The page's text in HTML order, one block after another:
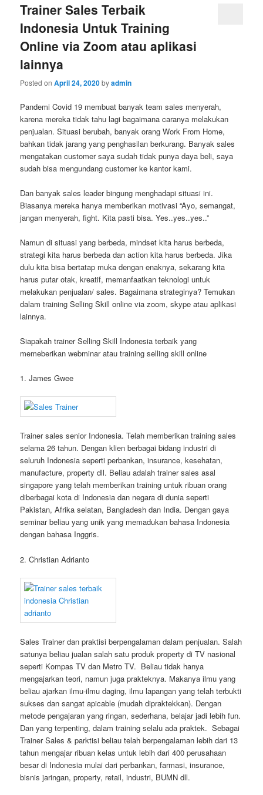
Trainer Sales Terbaik
Indonesia Untuk Training
Online via Zoom atau aplikasi
lainnya
Posted onApril 24, 2020byadmin
Pandemi Covid 19 membuat banyak team sales menyerah,
karena mereka tidak tahu lagi bagaimana caranya melakukan
penjualan. Situasi berubah, banyak orang Work From Home,
bahkan tidak jarang yang penghasilan berkurang. Banyak sales
mengatakan customer saya sudah tidak punya daya beli, saya
sudah bisa mengundang customer ke kantor kami.
Dan banyak sales leader bingung menghadapi situasi ini.
Biasanya mereka hanya memberikan motivasi “Ayo, semangat,
jangan menyerah, fight. Kita pasti bisa. Yes..yes..yes..”
Namun di situasi yang berbeda, mindset kita harus berbeda,
strategi kita harus berbeda dan action kita harus berbeda. Jika
dulu kita bisa bertatap muka dengan enaknya, sekarang kita
harus putar otak, kreatif, memanfaatkan teknologi untuk
melakukan penjualan/ sales. Bagaimana strateginya? Temukan
dalam training Selling Skill online via zoom, skype atau aplikasi
lainnya.
Siapakah trainer Selling Skill Indonesia terbaik yang
memeberikan webminar atau training selling skill online
1. James Gwee
Trainer sales senior Indonesia. Telah memberikan training sales
selama 26 tahun. Dengan klien berbagai bidang industri di
seluruh Indonesia seperti perbankan, insurance, kesehatan,
manufacture, property dll. Beliau adalah trainer sales asal
singapore yang telah memberikan training untuk ribuan orang
diberbagai kota di Indonesia dan negara di dunia seperti
Pakistan, Afrika selatan, Bangladesh dan India. Dengan gaya
seminar beliau yang unik yang memadukan bahasa Indonesia
dengan bahasa Inggris.
2. Christian Adrianto
Sales Trainer dan praktisi berpengalaman dalam penjualan. Salah
satunya beliau jualan salah satu produk property di TV nasional
seperti Kompas TV dan Metro TV. Beliau tidak hanya
mengajarkan teori, namun juga prakteknya. Makanya ilmu yang
beliau ajarkan ilmu-ilmu daging, ilmu lapangan yang telah terbukti
sukses dan sangat apicable (mudah dipraktekkan). Dengan
metode pengajaran yang ringan, sederhana, belajar jadi lebih fun.
Dan yang terpenting, dalam training selalu ada praktek. Sebagai
Trainer Sales & parktisi beliau telah berpengalaman lebih dari 13
tahun mengajar ribuan kelas untuk lebih dari 400 perusahaan
besar di Indonesia mulai dari perbankan, farmasi, insurance,
bisnis jaringan, property, retail, industri, BUMN dll.